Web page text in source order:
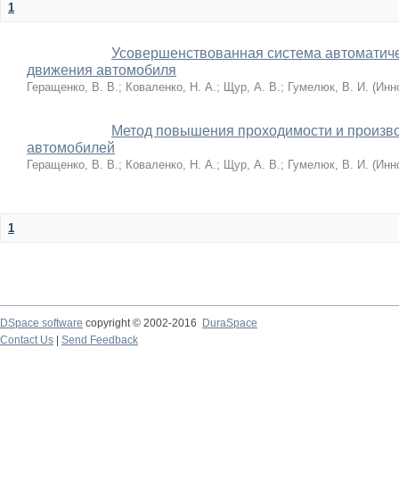
1
Усовершенствованная система
движения автомобиля
Геращенко, В. В.; Коваленко, Н. А.; Щур, А. В.; Гумелюк, В. И. (
Метод повышения проходимости и
автомобилей
Геращенко, В. В.; Коваленко, Н. А.; Щур, А. В.; Гумелюк, В. И. (
1
DSpace software copyright © 2002-2016
DuraSpace
Contact Us
Send Feedback